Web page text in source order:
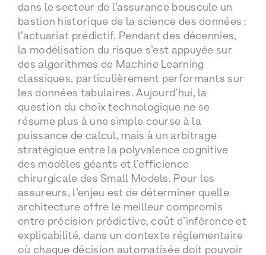
dans le secteur de l’assurance bouscule un
bastion historique de la science des données :
l’actuariat prédictif. Pendant des décennies,
la modélisation du risque s’est appuyée sur
des algorithmes de Machine Learning
classiques, particulièrement performants sur
les données tabulaires. Aujourd’hui, la
question du choix technologique ne se
résume plus à une simple course à la
puissance de calcul, mais à un arbitrage
stratégique entre la polyvalence cognitive
des modèles géants et l’efficience
chirurgicale des Small Models. Pour les
assureurs, l’enjeu est de déterminer quelle
architecture offre le meilleur compromis
entre précision prédictive, coût d’inférence et
explicabilité, dans un contexte réglementaire
où chaque décision automatisée doit pouvoir